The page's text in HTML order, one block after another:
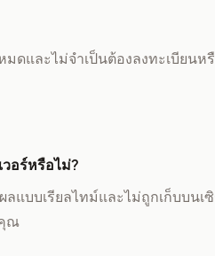
ดและไม่จำเป็นต้องลงทะเบียนห
อร์หรือไม่?
บบเรียลไทม์และไม่ถูกเก็บบนเซิ
ณ